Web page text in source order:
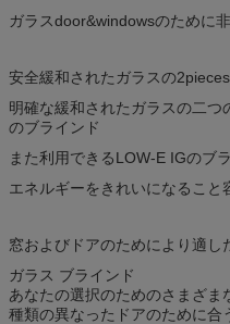
ガラスdoor&windowsのために非
安全緩和されたガラスの
明確な緩和されたガラスの二つ
のブラインド
また利用できるLOW-E IGのブ
エネルギーをきれいになること
窓およびドアのためにより適し
ガラス ブラインド
あなたの選択のためのさまざま
種類の異なったドアのために合